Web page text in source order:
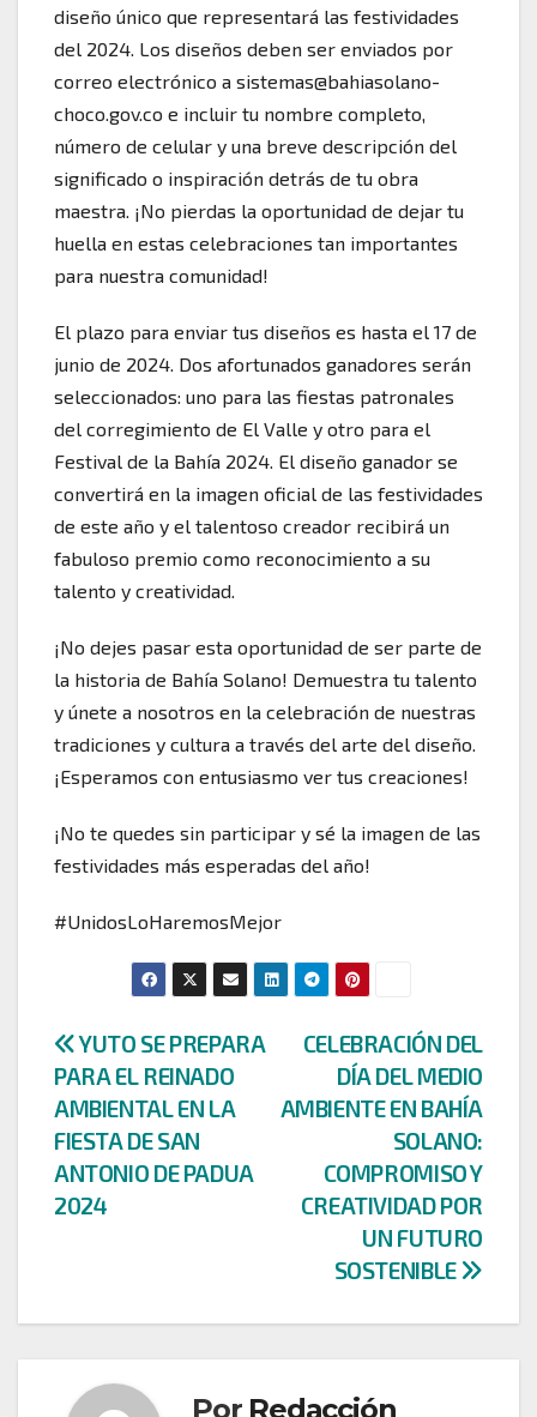
diseño único que representará las festividades
del 2024. Los diseños deben ser enviados por
correo electrónico a sistemas@bahiasolano-
choco.gov.co e incluir tu nombre completo,
número de celular y una breve descripción del
significado o inspiración detrás de tu obra
maestra. ¡No pierdas la oportunidad de dejar tu
huella en estas celebraciones tan importantes
para nuestra comunidad!
El plazo para enviar tus diseños es hasta el 17 de
junio de 2024. Dos afortunados ganadores serán
seleccionados: uno para las fiestas patronales
del corregimiento de El Valle y otro para el
Festival de la Bahía 2024. El diseño ganador se
convertirá en la imagen oficial de las festividades
de este año y el talentoso creador recibirá un
fabuloso premio como reconocimiento a su
talento y creatividad.
¡No dejes pasar esta oportunidad de ser parte de
la historia de Bahía Solano! Demuestra tu talento
y únete a nosotros en la celebración de nuestras
tradiciones y cultura a través del arte del diseño.
¡Esperamos con entusiasmo ver tus creaciones!
¡No te quedes sin participar y sé la imagen de las
festividades más esperadas del año!
#UnidosLoHaremosMejor
Navegación
de
entradas
CELEBRACIÓN DEL
DÍA DEL MEDIO
AMBIENTE EN BAHÍA
SOLANO:
COMPROMISO Y
CREATIVIDAD POR
UN FUTURO
SOSTENIBLE
YUTO SE PREPARA
PARA EL REINADO
AMBIENTAL EN LA
FIESTA DE SAN
ANTONIO DE PADUA
2024
Por Redacción